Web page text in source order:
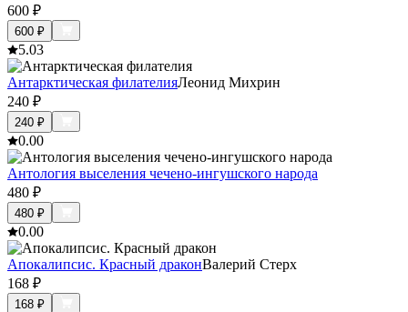
600 ₽
600 ₽
5.03
Антарктическая филателияЛеонид Михрин
240 ₽
240 ₽
0.00
Антология выселения чечено-ингушского народа
480 ₽
480 ₽
0.00
Апокалипсис. Красный драконВалерий Стерх
168 ₽
168 ₽